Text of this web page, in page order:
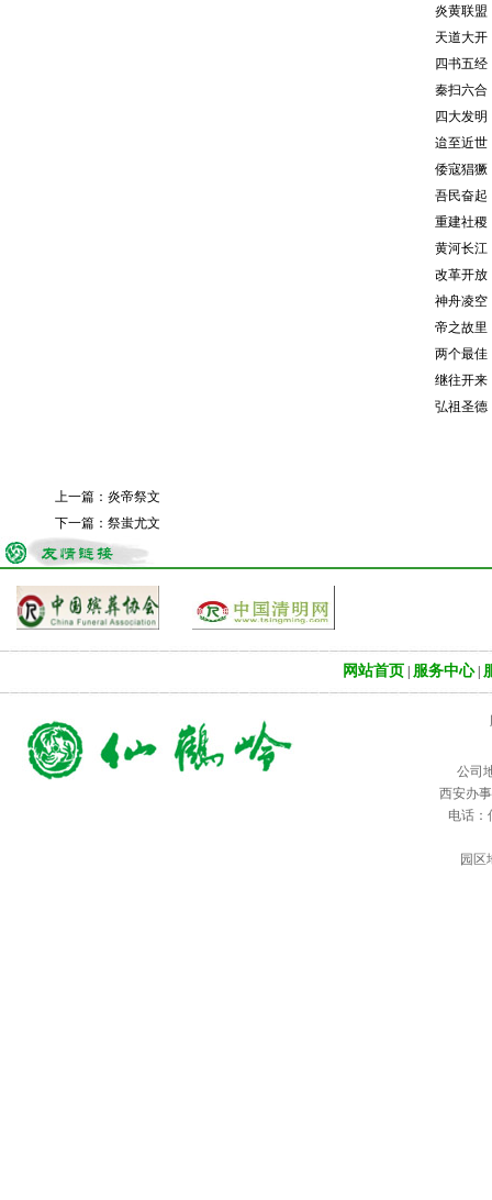
炎黄联盟，
天道大开，
四书五经，
秦扫六合，
四大发明，
迨至近世，
倭寇猖獗，
吾民奋起，
重建社稷，
黄河长江，
改革开放，
神舟凌空，
帝之故里，
两个最佳，
继往开来，
弘祖圣德，
上一篇： 炎帝祭文
下一篇： 祭蚩尤文
网站首页 服务中心|
公司
西安办
电话：
园区